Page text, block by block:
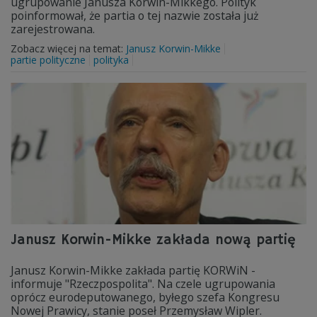
poinformował, że partia o tej nazwie została już
zarejestrowana.
Zobacz więcej na temat: Janusz Korwin-Mikke
partie polityczne
polityka
Janusz Korwin-Mikke zakłada nową partię
Janusz Korwin-Mikke zakłada partię KORWiN -
informuje "Rzeczpospolita". Na czele ugrupowania
oprócz eurodeputowanego, byłego szefa Kongresu
Nowej Prawicy, stanie poseł Przemysław Wipler.